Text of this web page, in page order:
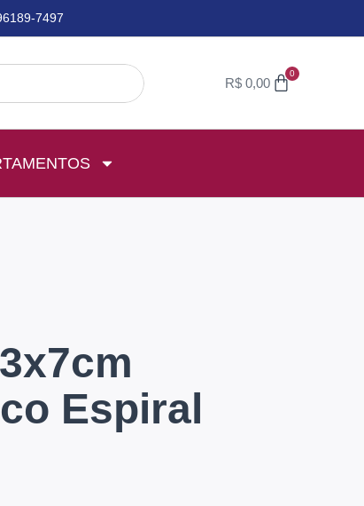
7497
R$0,00
0
Espiral